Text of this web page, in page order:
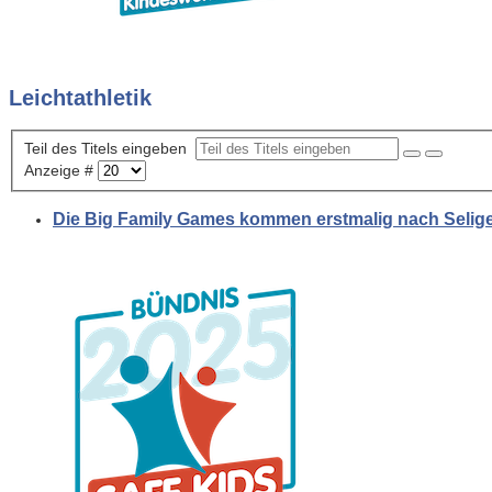
Leichtathletik
Teil des Titels eingeben
Anzeige #
Die Big Family Games kommen erstmalig nach